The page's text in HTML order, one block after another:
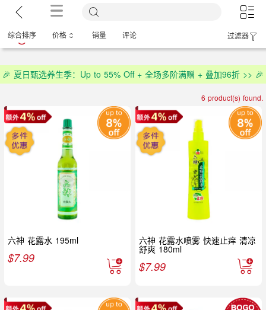
综合排序 价格 销量 评论 过滤器
🎉 夏日甄选养生季：Up to 55% Off + 全场多阶满赠 + 叠加96折 >> 🎉
6 product(s) found.
六神 花露水 195ml
$7.99
六神 花露水喷雾 快速止痒 清凉
舒爽 180ml
$7.99